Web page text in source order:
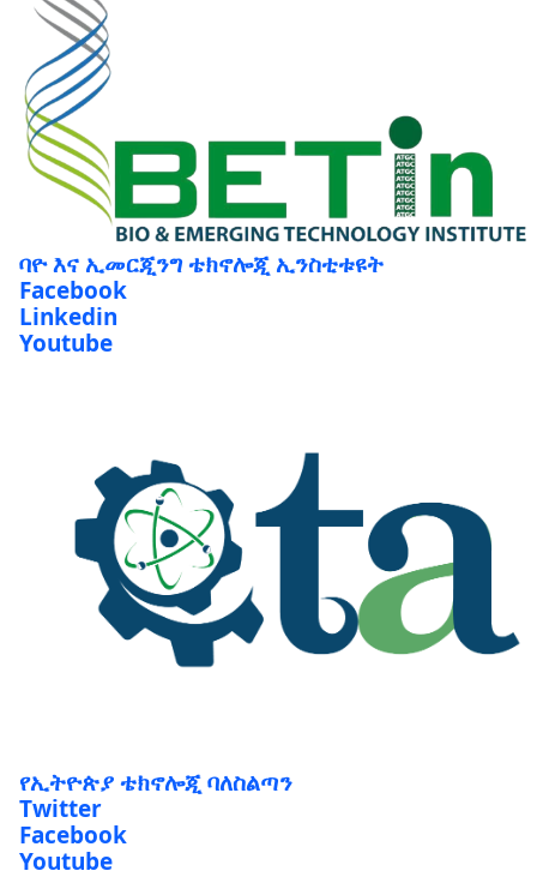
ባዮ እና ኢመርጂንግ ቴክኖሎጂ ኢንስቲቱዩት
Facebook
Linkedin
Youtube
የኢትዮጵያ ቴክኖሎጂ ባለስልጣን
Twitter
Facebook
Youtube